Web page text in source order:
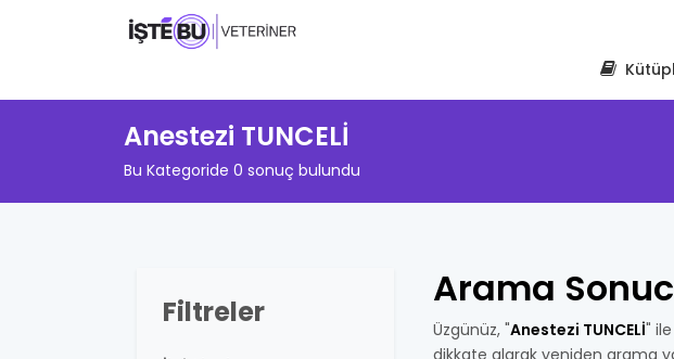
Anestezi TUNCELİ
Bu Kategoride 0 sonuç bulundu
Filtreler Arama
Üzgünüz, "Anestezi TUNCELİ"
dikkate alarak yeniden arama